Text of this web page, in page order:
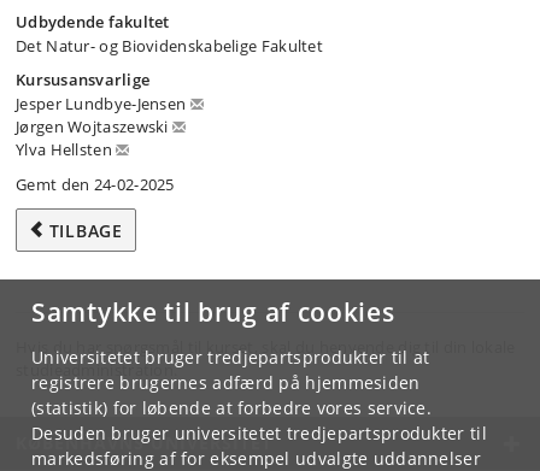
Samtykke til brug af cookies
Universitetet bruger tredjepartsprodukter til at
registrere brugernes adfærd på hjemmesiden
(statistik) for løbende at forbedre vores service.
Desuden bruger universitetet tredjepartsprodukter til
markedsføring af for eksempel udvalgte uddannelser
Udbydende fakultet
Det Natur- og Biovidenskabelige Fakultet
Kursusansvarlige
Jesper Lundbye-Jensen
Jørgen Wojtaszewski
Ylva Hellsten
Gemt den 24-02-2025
TILBAGE
Hvis du har spørgsmål til kurset, skal du henvende dig til din lokale
studieadministration.
KØBENHAVNS UNIVERSITET